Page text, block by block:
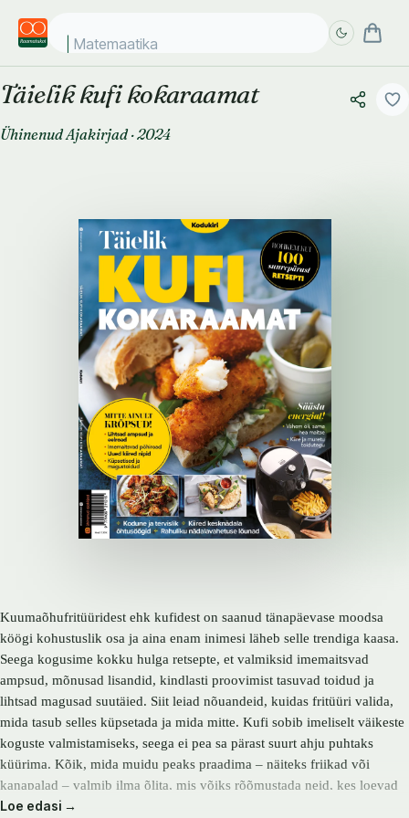
Matemaatika ko
Täielik kufi kokaraamat
Ühinenud Ajakirjad ·2024
Kuumaõhufritüüridest ehk kufidest on saanud tänapäevase moodsa
köögi kohustuslik osa ja aina enam inimesi läheb selle trendiga kaasa.
Seega kogusime kokku hulga retsepte, et valmiksid imemaitsvad
ampsud, mõnusad lisandid, kindlasti proovimist tasuvad toidud ja
lihtsad magusad suutäied. Siit leiad nõuandeid, kuidas fritüüri valida,
mida tasub selles küpsetada ja mida mitte. Kufi sobib imeliselt väikeste
koguste valmistamiseks, seega ei pea sa pärast suurt ahju puhtaks
küürima. Kõik, mida muidu peaks praadima – näiteks friikad või
kanapalad – valmib ilma õlita, mis võiks rõõmustada neid, kes loevad
kaloreid.
Loe edasi →